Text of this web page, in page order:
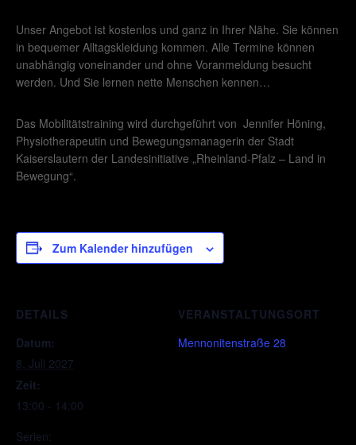
Unser Angebot ist kostenlos und ganz in Ihrer Nähe. Sie können
in bequemer Alltagskleidung kommen. Alle Termine können
unabhängig voneinander und ohne Voranmeldung besucht
werden. Und Sie lernen nette Menschen kennen…
Das Mobilitätstraining wird durchgeführt von Jennifer Höning,
Physiotherapeutin und Bewegungsmanagerin der Stadt
Kaiserslautern der Landesinitiative „Rheinland-Pfalz – Land in
Bewegung“.
Zum Kalender hinzufügen
DETAILS
Datum:
8. Juli 2027
Zeit:
13:00 - 14:00
Serien:
VERANSTALTUNGSORT
Mennonitenstraße 28